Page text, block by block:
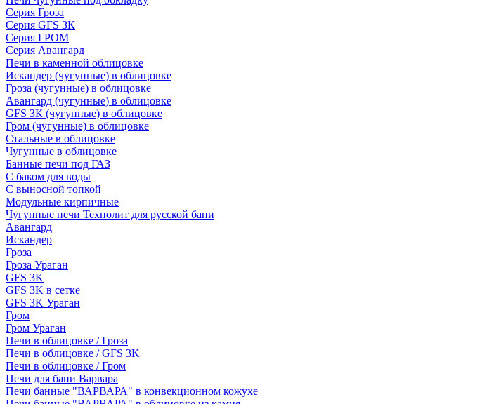
Серия Гроза
Серия GFS ЗК
Серия ГРОМ
Серия Авангард
Печи в каменной облицовке
Искандер (чугунные) в облицовке
Гроза (чугунные) в облицовке
Авангард (чугунные) в облицовке
GFS ЗК (чугунные) в облицовке
Гром (чугунные) в облицовке
Стальные в облицовке
Чугунные в облицовке
Банные печи под ГАЗ
С баком для воды
С выносной топкой
Модульные кирпичные
Чугунные печи Технолит для русской бани
Авангард
Искандер
Гроза
Гроза Ураган
GFS 3K
GFS 3K в сетке
GFS 3K Ураган
Гром
Гром Ураган
Печи в облицовке / Гроза
Печи в облицовке / GFS 3K
Печи в облицовке / Гром
Печи для бани Варвара
Печи банные "ВАРВАРА" в конвекционном кожухе